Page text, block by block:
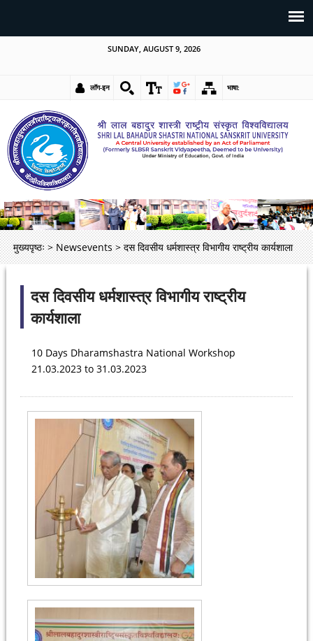
SUNDAY, AUGUST 9, 2026
लॉग-इन भाषा:
मुख्यपृष्ठः > Newsevents > दस दिवसीय धर्मशास्त्र विभागीय राष्ट्रीय कार्यशाला
दस दिवसीय धर्मशास्त्र विभागीय राष्ट्रीय
कार्यशाला
10 Days Dharamshastra National Workshop
21.03.2023 to 31.03.2023